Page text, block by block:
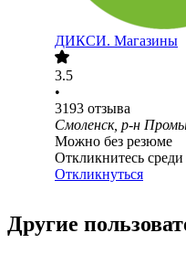
ДИКСИ. Магазины
3.5
•
3193 отзыва
Смоленск, р-н
Можно без резюме
Откликнитесь
Откликнуться
Другие